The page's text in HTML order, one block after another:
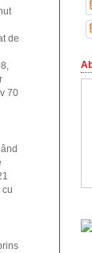
de
70